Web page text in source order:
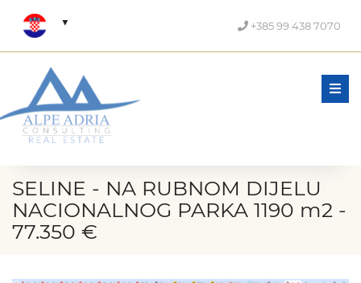
+385 99 438 7070
SELINE - NA RUBNOM DIJELU
NACIONALNOG PARKA 1190 m2 -
77.350 €